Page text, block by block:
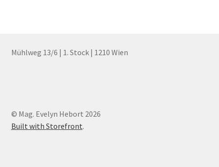
Mühlweg 13/6 | 1. Stock | 1210 Wien
© Mag. Evelyn Hebort 2026
Built with Storefront.